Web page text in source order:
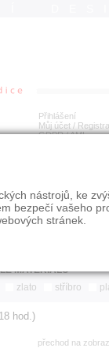
Přihlášení
Můj účet /
GDPR/AML
napřed
sestupně
MATERIÁLU
zlato stříbro
hod.)
přechod na
nástrojů, ke
bezpečí vašeho
stránek.